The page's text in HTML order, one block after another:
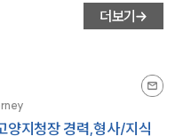
더보기
양지청장 경력,형사/지식